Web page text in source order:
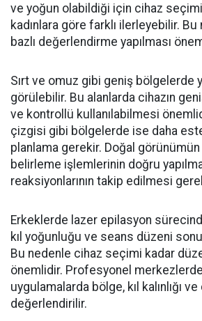
ve yoğun olabildiği için cihaz
kadınlara göre farklı ilerleyebilir.
bazlı değerlendirme yapılması
Sırt ve omuz gibi geniş bölgelerde
görülebilir. Bu alanlarda cihazın
ve kontrollü kullanılabilmesi
çizgisi gibi bölgelerde ise daha
planlama gerekir. Doğal
belirleme işlemlerinin doğru
reaksiyonlarının takip edilmesi
Erkeklerde lazer epilasyon
kıl yoğunluğu ve seans düzeni
Bu nedenle cihaz seçimi kadar
önemlidir. Profesyonel
uygulamalarda bölge, kıl kalınlığı
değerlendirilir.